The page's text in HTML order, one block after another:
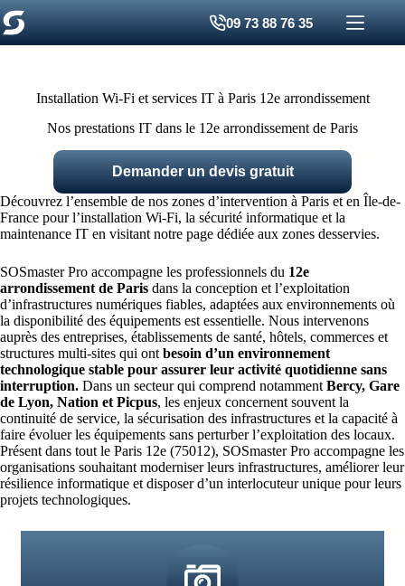
Passer
au
contenu
09 73 88 76 35
Installation Wi-Fi et services IT à Paris 12e arrondissement
Nos prestations IT dans le 12e arrondissement de Paris
Demander un devis gratuit
Découvrez l’ensemble de nos zones d’intervention à Paris et en Île-de-
France pour l’installation Wi-Fi, la sécurité informatique et la
maintenance IT en visitant notre page dédiée aux zones desservies.
SOSmaster Pro accompagne les professionnels du 12e
arrondissement de Paris dans la conception et l’exploitation
d’infrastructures numériques fiables, adaptées aux environnements où
la disponibilité des équipements est essentielle. Nous intervenons
auprès des entreprises, établissements de santé, hôtels, commerces et
structures multi-sites qui ont besoin d’un environnement
technologique stable pour assurer leur activité quotidienne sans
interruption. Dans un secteur qui comprend notamment Bercy, Gare
de Lyon, Nation et Picpus, les enjeux concernent souvent la
continuité de service, la sécurisation des infrastructures et la capacité à
faire évoluer les équipements sans perturber l’exploitation des locaux.
Présent dans tout le Paris 12e (75012), SOSmaster Pro accompagne les
organisations souhaitant moderniser leurs infrastructures, améliorer leur
résilience informatique et disposer d’un interlocuteur unique pour leurs
projets technologiques.